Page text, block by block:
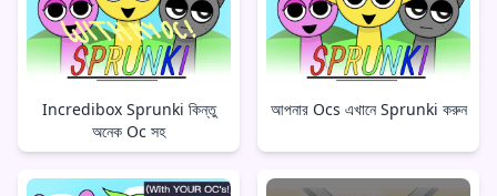
Incredibox Sprunki কিন্তু
অনেক Oc সহ
আপনার Ocs এখানে Sprunki করুন